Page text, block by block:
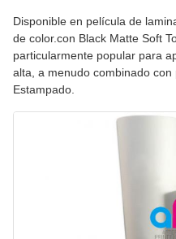
Disponible en película de
de color.con Black Matte Soft
particularmente popular para
alta, a menudo combinado
Estampado.